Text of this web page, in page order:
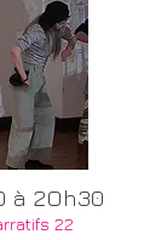
à 2Oh30
22